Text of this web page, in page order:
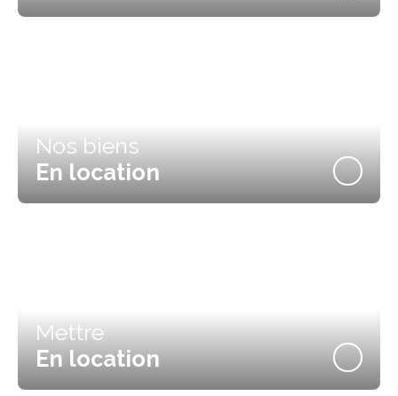
Nos biens
En location
Mettre
En location